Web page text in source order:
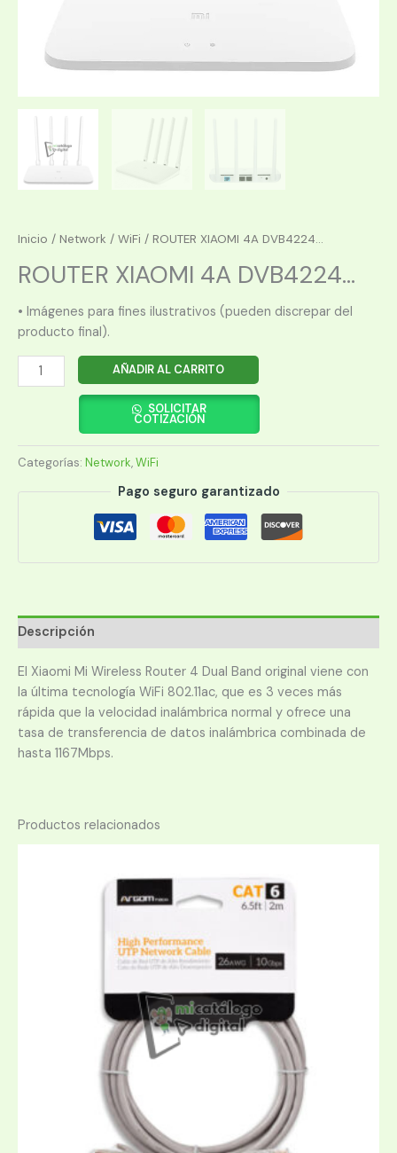
Inicio / Network / WiFi / ROUTER XIAOMI 4A DVB4224...
ROUTER XIAOMI 4A DVB4224...
• Imágenes para fines ilustrativos (pueden discrepar del
producto final).
ROUTER
XIAOMI
AC1200
GIGABIT
AÑADIR AL CARRITO
SOLICITAR
COTIZACIÓN
Categorías: Network,WiFi
Pago seguro garantizado
Descripción
El Xiaomi Mi Wireless Router 4 Dual Band original viene con
la última tecnología WiFi 802.11ac, que es 3 veces más
rápida que la velocidad inalámbrica normal y ofrece una
tasa de transferencia de datos inalámbrica combinada de
hasta 1167Mbps.
Productos relacionados